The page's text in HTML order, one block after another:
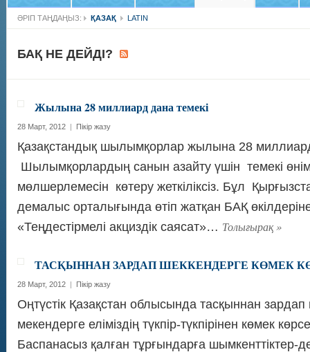
ӘРІП ТАҢДАҢЫЗ: ҚАЗАҚ LATIN
БАҚ НЕ ДЕЙДІ?
Жылына 28 миллиард дана темекі
28 Март, 2012 | Пікір жазу
Қазақстандық шылымқорлар жылына 28
Шылымқорлардың санын азайту үшін темекі
мөлшерлемесін көтеру жеткіліксіз. Бұл
демалыс орталығында өтіп жатқан БАҚ
«Теңдестірмелі акциздік саясат»… Толығырақ»
ТАСҚЫННАН ЗАРДАП ШЕККЕНДЕРГЕ КӨМЕК
28 Март, 2012 | Пікір жазу
Оңтүстік Қазақстан облысында тасқыннан зардап
мекендерге еліміздің түкпір-түкпірінен көмек
Баспанасыз қалған тұрғындарға шымкенттіктер-